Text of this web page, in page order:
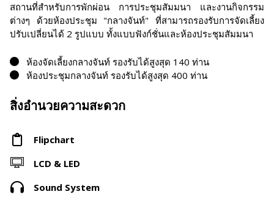
สถานที่สำหรับการพักผ่อน การประชุมสัมมนา และงานกิจกรรม
ต่างๆ ด้วยห้องประชุม "กลางจันท์" ที่สามารถรองรับการจัดเลี้ยง
ปรับเปลี่ยนได้ 2 รูปแบบ ทั้งแบบฟังก์ชั่นและห้องประชุมสัมมนา
ห้องจัดเลี้ยงกลางจันท์ รองรับได้สูงสุด 140 ท่าน
ห้องประชุมกลางจันท์ รองรับได้สูงสุด 400 ท่าน
สิ่งอำนวยความสะดวก
Flipchart
LCD & LED
Sound System